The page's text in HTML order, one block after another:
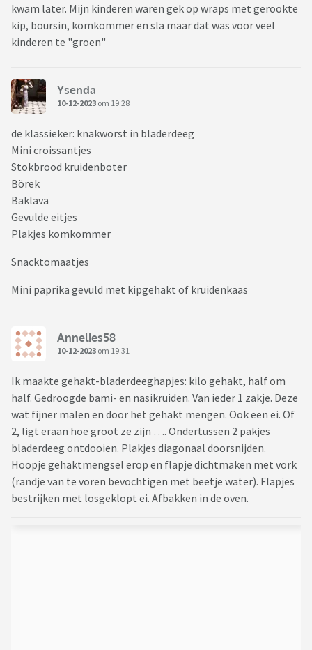
kwam later. Mijn kinderen waren gek op wraps met gerookte
kip, boursin, komkommer en sla maar dat was voor veel
kinderen te "groen"
Ysenda
10-12-2023 om 19:28
de klassieker: knakworst in bladerdeeg
Mini croissantjes
Stokbrood kruidenboter
Börek
Baklava
Gevulde eitjes
Plakjes komkommer
Snacktomaatjes
Mini paprika gevuld met kipgehakt of kruidenkaas
Annelies58
10-12-2023 om 19:31
Ik maakte gehakt-bladerdeeghapjes: kilo gehakt, half om
half. Gedroogde bami- en nasikruiden. Van ieder 1 zakje. Deze
wat fijner malen en door het gehakt mengen. Ook een ei. Of
2, ligt eraan hoe groot ze zijn …. Ondertussen 2 pakjes
bladerdeeg ontdooien. Plakjes diagonaal doorsnijden.
Hoopje gehaktmengsel erop en flapje dichtmaken met vork
(randje van te voren bevochtigen met beetje water). Flapjes
bestrijken met losgeklopt ei. Afbakken in de oven.